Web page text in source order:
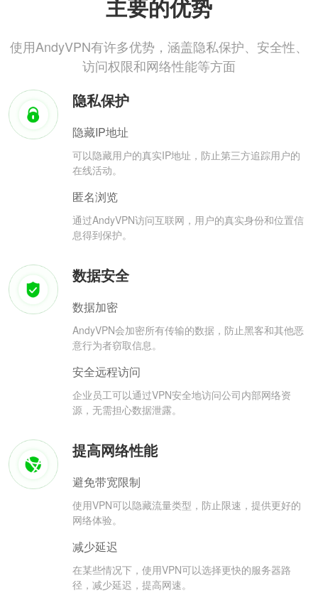
主要的优势
使用AndyVPN有许多优势，涵盖隐私保护、安全性、
访问权限和网络性能等方面
隐私保护
隐藏IP地址
可以隐藏用户的真实IP地址，防止第三方追踪用户的
在线活动。
匿名浏览
通过AndyVPN访问互联网，用户的真实身份和位置信
息得到保护。
数据安全
数据加密
AndyVPN会加密所有传输的数据，防止黑客和其他恶
意行为者窃取信息。
安全远程访问
企业员工可以通过VPN安全地访问公司内部网络资
源，无需担心数据泄露。
提高网络性能
避免带宽限制
使用VPN可以隐藏流量类型，防止限速，提供更好的
网络体验。
减少延迟
在某些情况下，使用VPN可以选择更快的服务器路
径，减少延迟，提高网速。